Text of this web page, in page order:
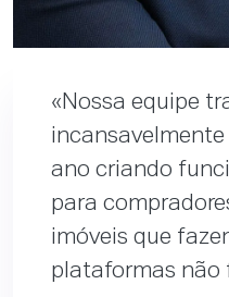
Nossa equipe
ano criando
para
imóveis que
plataformas não